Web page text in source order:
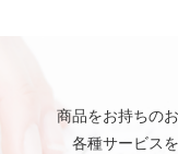
商品をお持ちの
各種サービス